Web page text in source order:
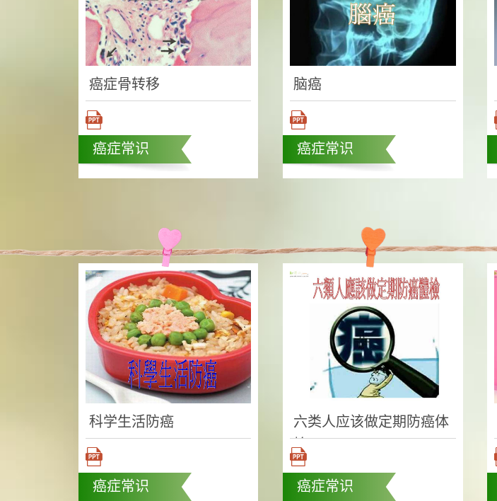
癌症骨转移
癌症常识
脑癌
癌症常识
科学生活防癌
癌症常识
六类人应该做定期防癌体
检
癌症常识